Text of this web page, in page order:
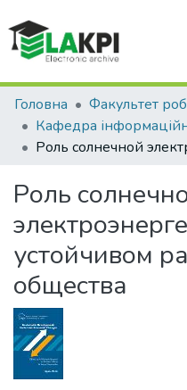
Фонди та зібрання
Пошук за критеріями
Головна
Роль
устойчивом
общества